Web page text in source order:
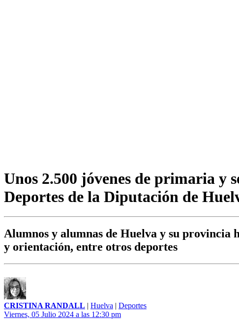
Unos 2.500 jóvenes de primaria y
Deportes de la Diputación de
Alumnos y alumnas de Huelva y su
y orientación, entre otros deportes
CRISTINA RANDALL | Huelva | Deportes
Viernes, 05 Julio 2024 a las 12:30 pm